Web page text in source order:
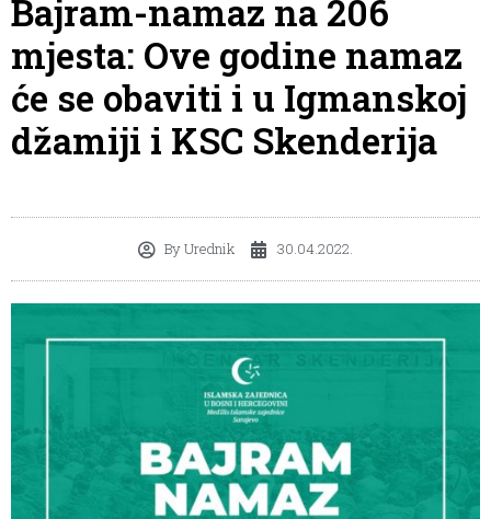
Bajram-namaz na 206
mjesta: Ove godine namaz
će se obaviti i u Igmanskoj
džamiji i KSC Skenderija
ByUrednik 30.04.2022.